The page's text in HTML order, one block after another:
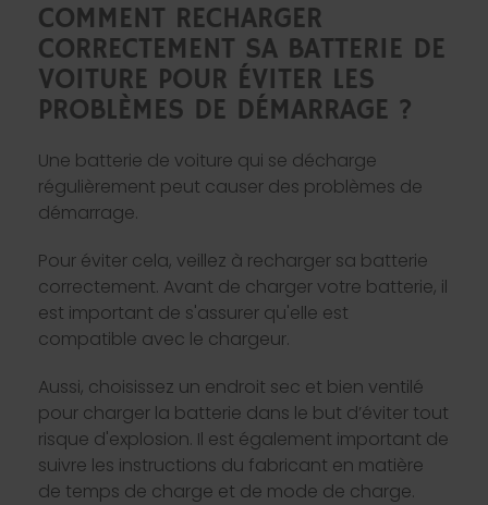
COMMENT RECHARGER
CORRECTEMENT SA BATTERIE DE
VOITURE POUR ÉVITER LES
PROBLÈMES DE DÉMARRAGE ?
Une batterie de voiture qui se décharge
régulièrement peut causer des problèmes de
démarrage.
Pour éviter cela, veillez à recharger sa batterie
correctement. Avant de charger votre batterie, il
est important de s'assurer qu'elle est
compatible avec le chargeur.
Aussi, choisissez un endroit sec et bien ventilé
pour charger la batterie dans le but d’éviter tout
risque d'explosion. Il est également important de
suivre les instructions du fabricant en matière
de temps de charge et de mode de charge.